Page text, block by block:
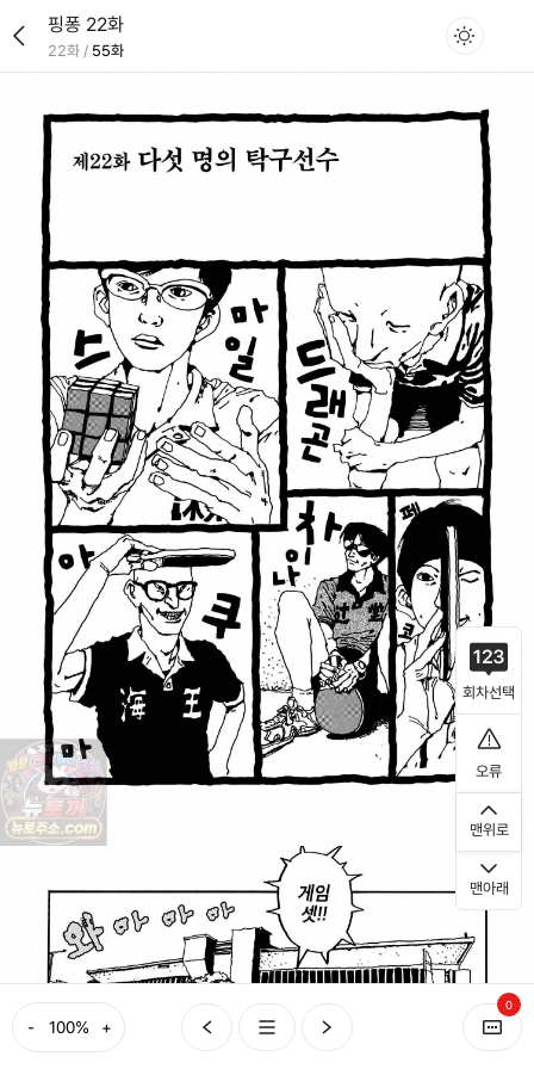
핑퐁 22화
22화 / 55화
- +
0
회차선택
오류
맨위로
맨아래